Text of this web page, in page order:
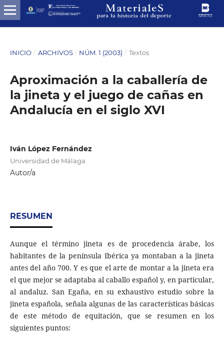
INICIO / ARCHIVOS / NÚM. 1 (2003) / Textos
Aproximación a la caballería de
la jineta y el juego de cañas en
Andalucía en el siglo XVI
Iván López Fernández
Universidad de Málaga
Autor/a
RESUMEN
Aunque el término jineta es de procedencia árabe, los
habitantes de la península Ibérica ya montaban a la jineta
antes del año 700. Y es que el arte de montar a la jineta era
el que mejor se adaptaba al caballo español y, en particular,
al andaluz. San Egaña, en su exhaustivo estudio sobre la
jineta española, señala algunas de las características básicas
de este método de equitación, que se resumen en los
siguientes puntos: